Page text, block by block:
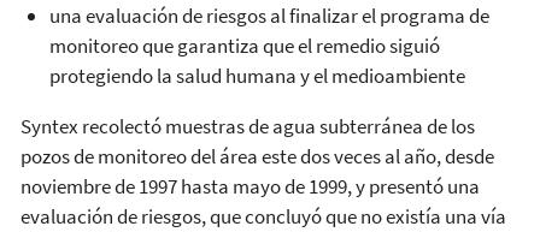
una evaluación de riesgos al finalizar el programa de
monitoreo que garantiza que el remedio siguió
protegiendo la salud humana y el medioambiente
Syntex recolectó muestras de agua subterránea de los
pozos de monitoreo del área este dos veces al año, desde
noviembre de 1997 hasta mayo de 1999, y presentó una
evaluación de riesgos, que concluyó que no existía una vía